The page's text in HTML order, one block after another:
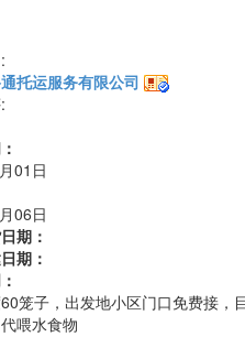
托运服务有限公司
01日
06日
期：
期：
笼子，出发地小区门口免费接
喂水食物